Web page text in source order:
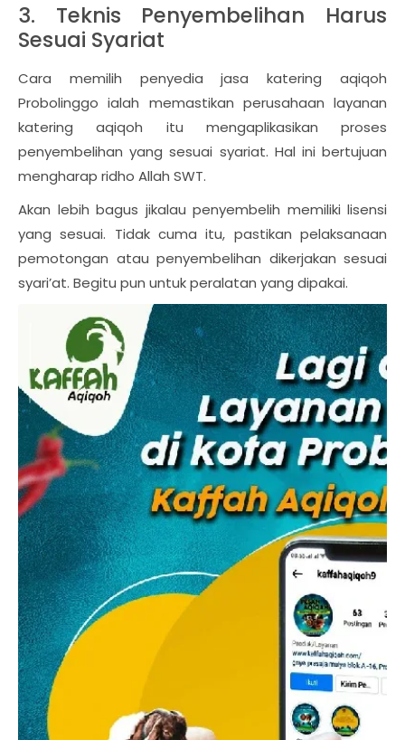
3. Teknis Penyembelihan Harus
Sesuai Syariat
Cara memilih penyedia jasa katering aqiqoh
Probolinggo ialah memastikan perusahaan layanan
katering aqiqoh itu mengaplikasikan proses
penyembelihan yang sesuai syariat. Hal ini bertujuan
mengharap ridho Allah SWT.
Akan lebih bagus jikalau penyembelih memiliki lisensi
yang sesuai. Tidak cuma itu, pastikan pelaksanaan
pemotongan atau penyembelihan dikerjakan sesuai
syari’at. Begitu pun untuk peralatan yang dipakai.